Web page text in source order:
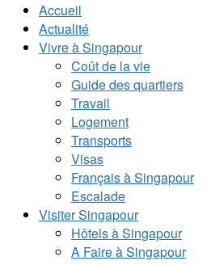
Accueil
Actualité
Vivre à Singapour
Coût de la vie
Guide des quartiers
Travail
Logement
Transports
Visas
Français à Singapour
Escalade
Visiter Singapour
Hôtels à Singapour
A Faire à Singapour